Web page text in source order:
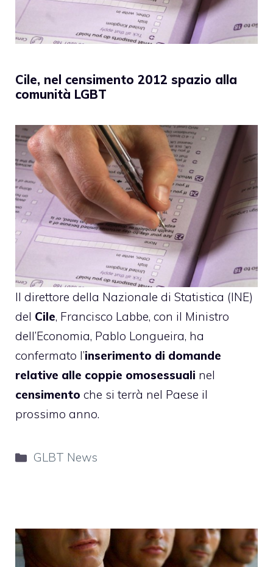
Cile, nel censimento 2012 spazio alla
comunità LGBT
Il direttore della Nazionale di Statistica (INE)
del Cile, Francisco Labbe, con il Ministro
dell’Economia, Pablo Longueira, ha
confermato l’inserimento di domande
relative alle coppie omosessuali nel
censimento che si terrà nel Paese il
prossimo anno.
Categorie
GLBT News